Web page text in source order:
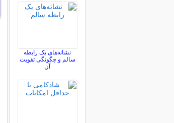
نشانه‌های یک رابطه
سالم و چگونگی تقویت
آن